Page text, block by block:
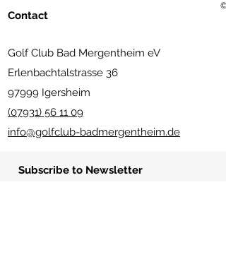
Contact
Golf Club Bad Mergentheim eV
Erlenbachtalstrasse 36
97999 Igersheim
(07931) 56 11 09
info@golfclub-badmergentheim.de
Subscribe to Newsletter